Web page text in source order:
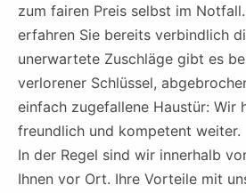
zum fairen Preis selbst im
erfahren Sie bereits verbindlich
unerwartete Zuschläge gibt es
verlorener Schlüssel,
einfach zugefallene Haustür: Wir
freundlich und kompetent weiter.
In der Regel sind wir innerhalb
Ihnen vor Ort. Ihre Vorteile mit